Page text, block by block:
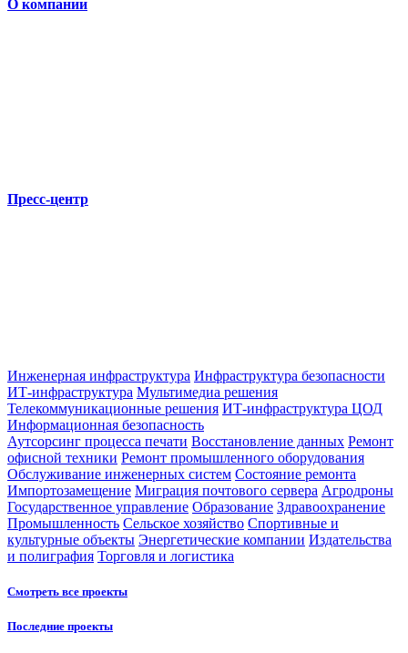
О компании
Пресс-центр
Инженерная инфраструктура Инфраструктура безопасности
ИТ-инфраструктура Мультимедиа решения
Телекоммуникационные решения ИТ-инфраструктура ЦОД
Информационная безопасность
Аутсорсинг процесса печати Восстановление данных Ремонт
офисной техники Ремонт промышленного оборудования
Обслуживание инженерных систем Состояние ремонта
Импортозамещение Миграция почтового сервера Агродроны
Государственное управление Образование Здравоохранение
Промышленность Сельское хозяйство Спортивные и
культурные объекты Энергетические компании Издательства
и полиграфия Торговля и логистика
Смотреть все проекты
Последние проекты